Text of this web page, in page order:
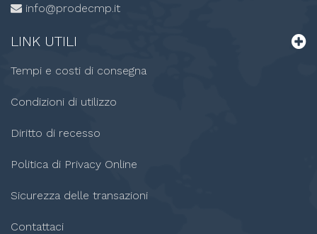
info@prodecmp.it
LINK UTILI
Tempi e costi di consegna
Condizioni di utilizzo
Diritto di recesso
Politica di Privacy Online
Sicurezza delle transazioni
Contattaci